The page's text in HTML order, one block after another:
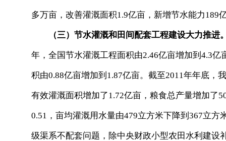
多万亩，改善灌溉面积1.9亿亩，新增节水能力189
（三）节水灌溉和田间配套工程建设大力推进
年，全国节水灌溉工程面积由2.46亿亩增加到4.3
积由0.88亿亩增加到1.87亿亩。截至2011年年底，
有效灌溉面积增加了1.72亿亩，粮食总产量增加了
0.51，亩均灌溉用水量由479立方米下降到367立
级渠系不配套问题，除中央财政小型农田水利建